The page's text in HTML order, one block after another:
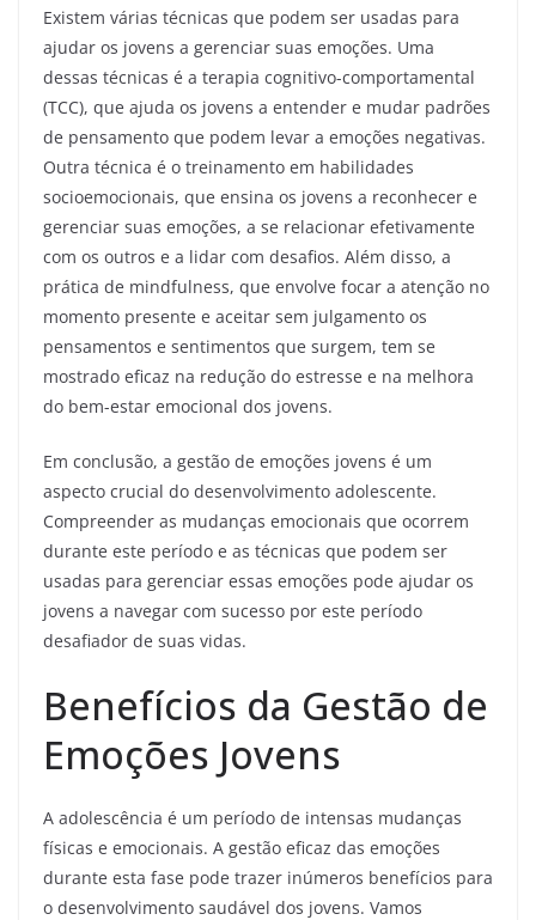
Existem várias técnicas que podem ser usadas para
ajudar os jovens a gerenciar suas emoções. Uma
dessas técnicas é a terapia cognitivo-comportamental
(TCC), que ajuda os jovens a entender e mudar padrões
de pensamento que podem levar a emoções negativas.
Outra técnica é o treinamento em habilidades
socioemocionais, que ensina os jovens a reconhecer e
gerenciar suas emoções, a se relacionar efetivamente
com os outros e a lidar com desafios. Além disso, a
prática de mindfulness, que envolve focar a atenção no
momento presente e aceitar sem julgamento os
pensamentos e sentimentos que surgem, tem se
mostrado eficaz na redução do estresse e na melhora
do bem-estar emocional dos jovens.
Em conclusão, a gestão de emoções jovens é um
aspecto crucial do desenvolvimento adolescente.
Compreender as mudanças emocionais que ocorrem
durante este período e as técnicas que podem ser
usadas para gerenciar essas emoções pode ajudar os
jovens a navegar com sucesso por este período
desafiador de suas vidas.
Benefícios da Gestão de
Emoções Jovens
A adolescência é um período de intensas mudanças
físicas e emocionais. A gestão eficaz das emoções
durante esta fase pode trazer inúmeros benefícios para
o desenvolvimento saudável dos jovens. Vamos